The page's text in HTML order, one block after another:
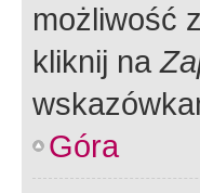
możliwość
kliknij na
Góra